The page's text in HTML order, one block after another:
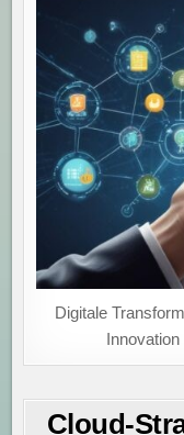
Digitale
Cloud-